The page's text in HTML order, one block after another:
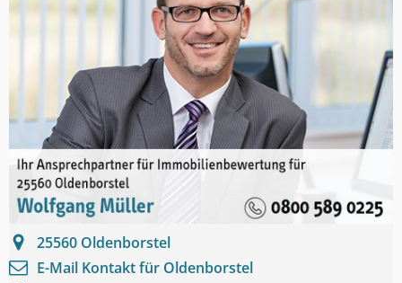
25560 Oldenborstel
E-Mail Kontakt für Oldenborstel